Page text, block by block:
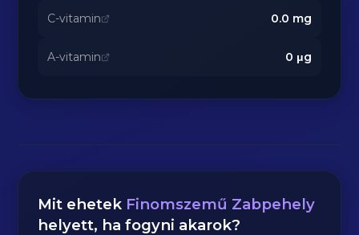
C-vitamin 0.0 mg
A-vitamin 0 μg
Mit ehetek Finomszemű Zabpehely
helyett, ha fogyni akarok?